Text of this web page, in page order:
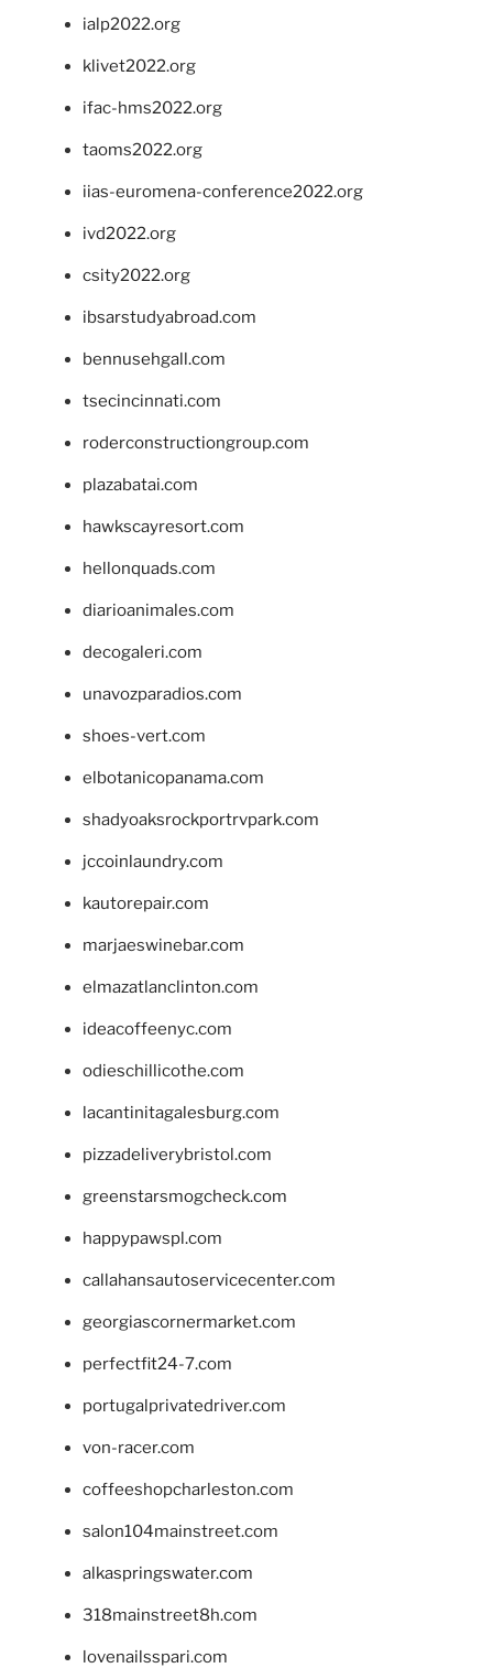
ialp2022.org
klivet2022.org
ifac-hms2022.org
taoms2022.org
iias-euromena-conference2022.org
ivd2022.org
csity2022.org
ibsarstudyabroad.com
bennusehgall.com
tsecincinnati.com
roderconstructiongroup.com
plazabatai.com
hawkscayresort.com
hellonquads.com
diarioanimales.com
decogaleri.com
unavozparadios.com
shoes-vert.com
elbotanicopanama.com
shadyoaksrockportrvpark.com
jccoinlaundry.com
kautorepair.com
marjaeswinebar.com
elmazatlanclinton.com
ideacoffeenyc.com
odieschillicothe.com
lacantinitagalesburg.com
pizzadeliverybristol.com
greenstarsmogcheck.com
happypawspl.com
callahansautoservicecenter.com
georgiascornermarket.com
perfectfit24-7.com
portugalprivatedriver.com
von-racer.com
coffeeshopcharleston.com
salon104mainstreet.com
alkaspringswater.com
318mainstreet8h.com
lovenailsspari.com